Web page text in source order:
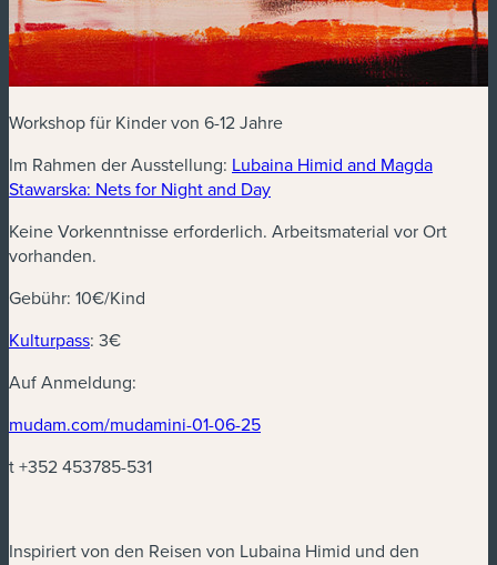
Workshop für Kinder von 6-12 Jahre
Im Rahmen der Ausstellung: Lubaina Himid and Magda
Stawarska: Nets for Night and Day(neues Fenster)
Keine Vorkenntnisse erforderlich. Arbeitsmaterial vor Ort
vorhanden.
Gebühr: 10€/Kind
Kulturpass(neues Fenster)
: 3€
Auf Anmeldung:
mudam.com/mudamini-01-06-25(neues Fenster)
t +352 453785-531
Inspiriert von den Reisen von Lubaina Himid und den